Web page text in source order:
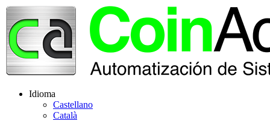
Idioma
Castellano
Català